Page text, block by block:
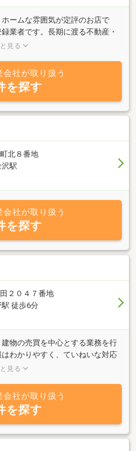
ームな雰囲気が定評のお店で
業者です。長期に渡る不動産・
敵なリゾートライフを満喫して
います。 不動産部門では、お客
ではの情報を元に不動産の売買
地域に適した専門家の技術とノ
デニング、ＢＢＱスペース、ド
なリゾートライフをお過ごしい
しております。 観光スポットや
。
見る
会社が取り扱う
を探す
北８番地
沢駅
会社が取り扱う
を探す
２０４７番地
駅 徒歩6分
物の売買を中心とする業務を行
わかりやすく、ていねいな対応
の土地活用の企画・提案も実績
見る
会社が取り扱う
を探す